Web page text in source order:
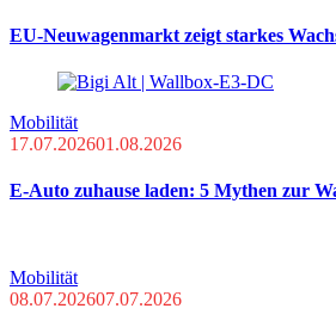
EU-Neuwagenmarkt zeigt starkes
Mobilität
17.07.202601.08.2026
E-Auto zuhause laden: 5 Mythen zur
Mobilität
08.07.202607.07.2026